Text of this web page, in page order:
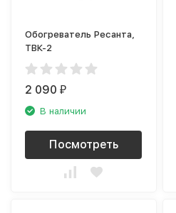
Обогреватель Ресанта,
ТВК-2
2 090₽
В наличии
Посмотреть